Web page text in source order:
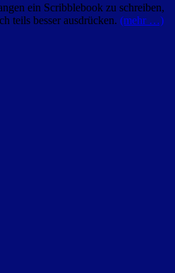
ein Scribblebook zu schreiben,
teils besser ausdrücken. (mehr …)